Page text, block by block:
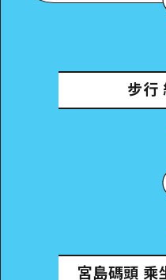
步行
宮島碼頭 乘